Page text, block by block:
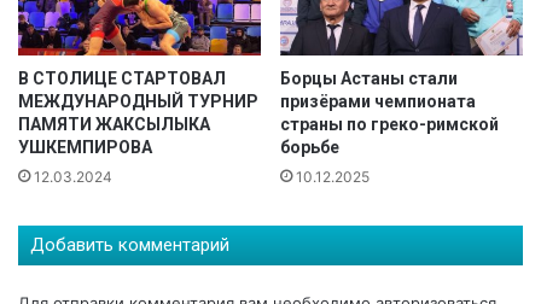
м
н
з
и
и
е
р
о
е
м
е
В СТОЛИЦЕ СТАРТОВАЛ
МЕЖДУНАРОДНЫЙ ТУРНИР
ПАМЯТИ ЖАКСЫЛЫКА
УШКЕМПИРОВА
12.03.2024
Борцы Астаны стали
призёрами чемпионата
страны по греко-римской
борьбе
10.12.2025
Добавить комментарий